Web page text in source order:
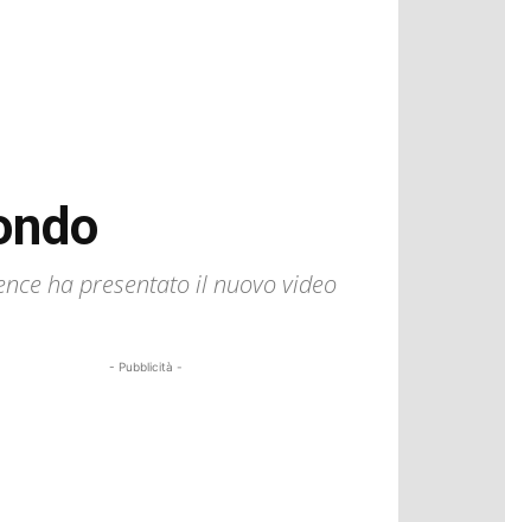
ha presentato il nuovo video
- Pubblicità -